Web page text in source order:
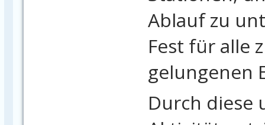
Ablauf zu
Fest für alle
gelungenen
Durch diese